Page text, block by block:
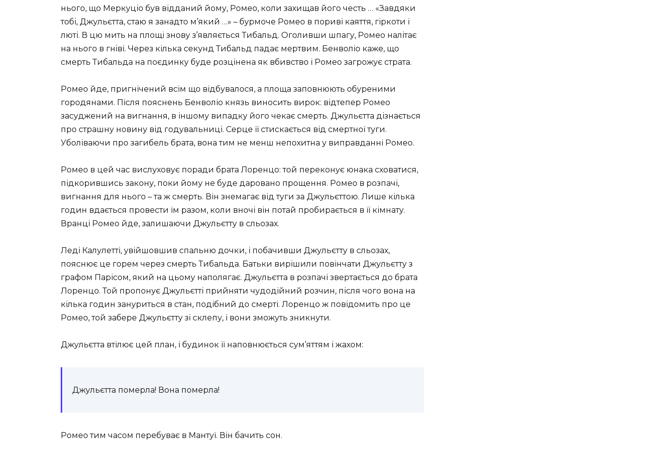
нього, що Меркуціо був відданий йому, Ромео, коли захищав його честь … «Завдяки
тобі, Джульєтта, стаю я занадто м’який …» – бурмоче Ромео в пориві каяття, гіркоти і
люті. В цю мить на площі знову з’являється Тибальд. Оголивши шпагу, Ромео налітає
на нього в гніві. Через кілька секунд Тибальд падає мертвим. Бенволіо каже, що
смерть Тибальда на поєдинку буде розцінена як вбивство і Ромео загрожує страта.
Ромео йде, пригнічений всім що відбувалося, а площа заповнюють обуреними
городянами. Після пояснень Бенволіо князь виносить вирок: відтепер Ромео
засуджений на вигнання, в іншому випадку його чекає смерть. Джульєтта дізнається
про страшну новину від годувальниці. Серце її стискається від смертної туги.
Уболіваючи про загибель брата, вона тим не менш непохитна у виправданні Ромео.
Ромео в цей час вислуховує поради брата Лоренцо: той переконує юнака сховатися,
підкорившись закону, поки йому не буде даровано прощення. Ромео в розпачі,
вигнання для нього – та ж смерть. Він знемагає від туги за Джульєттою. Лише кілька
годин вдається провести їм разом, коли вночі він потай пробирається в її кімнату.
Вранці Ромео йде, залишаючи Джульєтту в сльозах.
Леді Калулетті, увійшовшив спальню дочки, і побачивши Джульєтту в сльозах,
пояснює це горем через смерть Тибальда. Батьки вирішили повінчати Джульєтту з
графом Парісом, який на цьому наполягає. Джульєтта в розпачі звертається до брата
Лоренцо. Той пропонує Джульєтті прийняти чудодійний розчин, після чого вона на
кілька годин зануриться в стан, подібний до смерті. Лоренцо ж повідомить про це
Ромео, той забере Джульєтту зі склепу, і вони зможуть зникнути.
Джульєтта втілює цей план, і будинок її наповнюється сум’яттям і жахом:
Джульєтта померла! Вона померла!
Ромео тим часом перебуває в Мантуї. Він бачить сон.